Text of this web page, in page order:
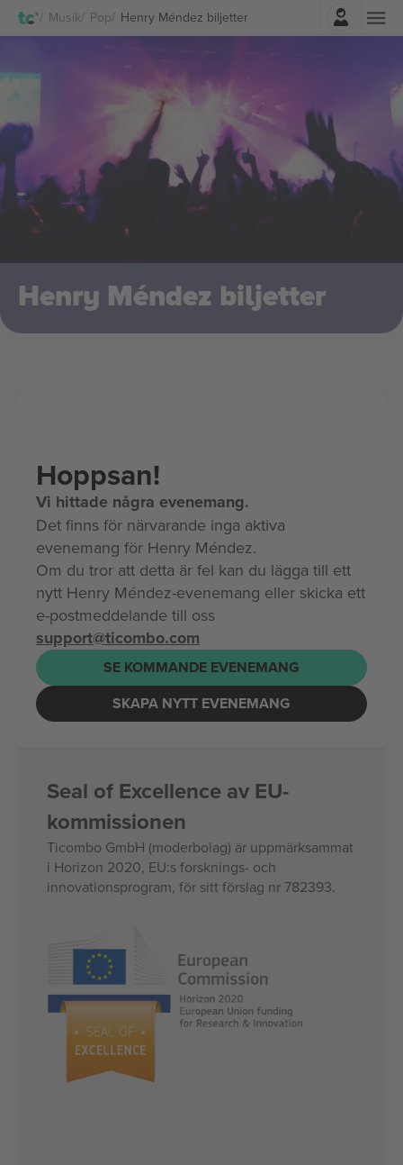
Musik Pop Henry Méndez biljetterLogga in
Henry Méndez biljetter
Hoppsan!
Vi hittade några evenemang.
Det finns för närvarande inga aktiva
evenemang för Henry Méndez.
Om du tror att detta är fel kan du lägga till ett
nytt Henry Méndez-evenemang eller skicka ett
e-postmeddelande till oss
support@ticombo.com
SE KOMMANDE EVENEMANG
SKAPA NYTT EVENEMANG
Seal of Excellence av EU-
kommissionen
Ticombo GmbH (moderbolag) är uppmärksammat
i Horizon 2020, EU:s forsknings- och
innovationsprogram, för sitt förslag nr 782393.